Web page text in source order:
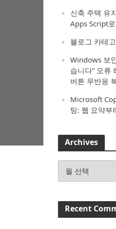
신축 주택 유
Apps Script
블로그 카테
Windows 보
습니다” 오류
버튼 무반응
Microsoft
팅: 웹 요약부
Archives
Recent